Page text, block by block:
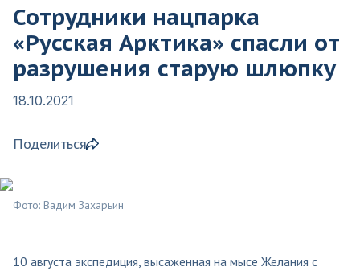
Сотрудники нацпарка
«Русская Арктика» спасли от
разрушения старую шлюпку
18.10.2021
Поделиться
Фото: Вадим Захарьин
10 августа экспедиция, высаженная на мысе Желания с